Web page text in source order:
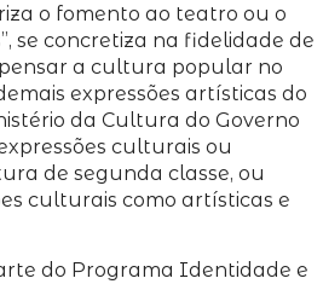
o fomento ao teatro ou o
se concretiza na fidelidade de
a cultura popular no
expressões artísticas do
da Cultura do Governo
culturais ou
de segunda classe, ou
culturais como artísticas e
do Programa Identidade e